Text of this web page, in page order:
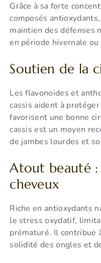
Grâce à sa forte
composés
maintien des défenses
en période hivernale
Soutien de la
Les flavonoïdes et
cassis aident à
favorisent une bonne
cassis est un moyen
de jambes lourdes et
Atout beauté :
cheveux
Riche en antioxydants
le stress oxydatif,
prématuré. Il contribue
solidité des ongles et